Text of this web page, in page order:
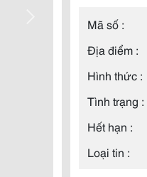
Mã số :
Địa điểm :
Hình thức :
Tình trạng :
Hết hạn :
Loại tin :